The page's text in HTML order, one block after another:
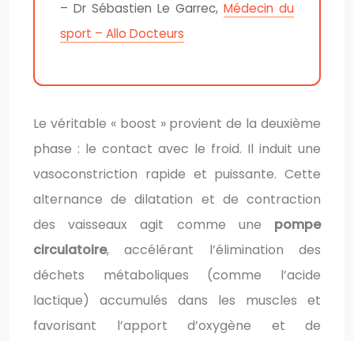
– Dr Sébastien Le Garrec, Médecin du
sport – Allo Docteurs
Le véritable « boost » provient de la deuxième
phase : le contact avec le froid. Il induit une
vasoconstriction rapide et puissante. Cette
alternance de dilatation et de contraction
des vaisseaux agit comme une pompe
circulatoire, accélérant l’élimination des
déchets métaboliques (comme l’acide
lactique) accumulés dans les muscles et
favorisant l’apport d’oxygène et de